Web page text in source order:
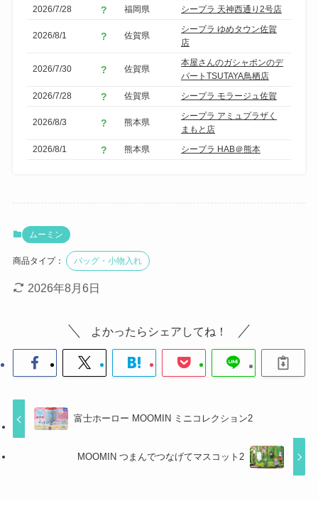
2026/7/28
福岡県 シープラ 天神西通り2号店
2026/8/1 佐賀県
シープラ ゆめタウン佐賀
店
2026/7/30 佐賀県
本屋さんのガシャポンのデ
パートTSUTAYA鳥栖店
2026/7/28
佐賀県 シープラ モラージュ佐賀
2026/8/3 熊本県
シープラ アミュプラザく
まもと店
2026/8/1
熊本県 シープラ HAB＠熊本
ムーミン
商品タイプ： バッグ・小物入れ
2026年8月6日
よかったらシェアしてね！
富士ホーロー MOOMIN ミニコレクション2
MOOMIN つまんでつなげてマスコット2